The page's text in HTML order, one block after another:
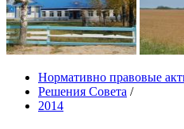
Нормативно правовые
Решения Совета /
2014